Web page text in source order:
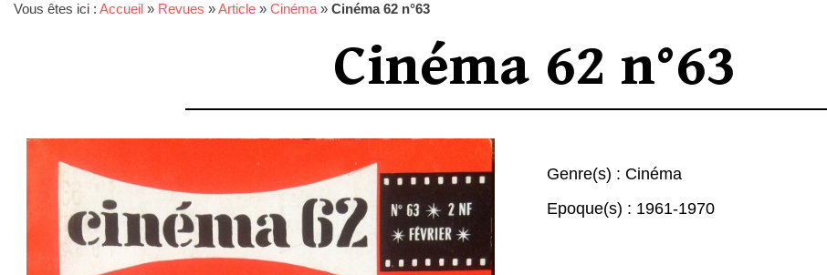
Vous êtes ici : Accueil » Revues »Article » Cinéma » Cinéma 62 n°63
Cinéma 62 n°63
Genre(s) : Cinéma
Epoque(s) : 1961-1970